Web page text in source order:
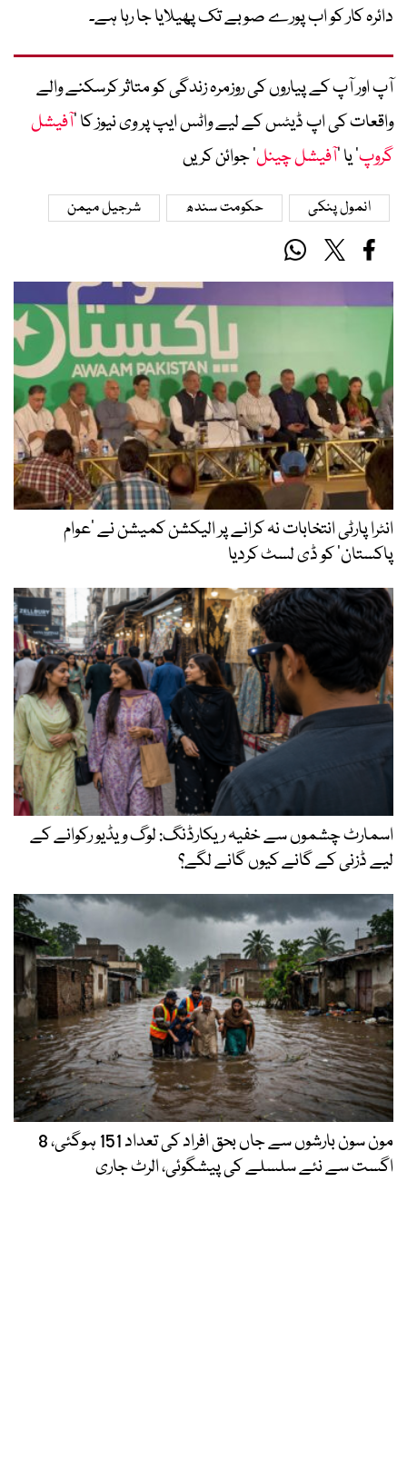
دائرہ کار کو اب پورے صوبے تک پھیلایا جا رہا ہے۔
آپ اور آپ کے پیاروں کی روزمرہ زندگی کو متاثر کرسکنے والے
واقعات کی اپ ڈیٹس کے لیے واٹس ایپ پر وی نیوز کا ’آفیشل
گروپ‘ یا ’آفیشل چینل‘ جوائن کریں
انمول پنکی حکومت سندھ شرجیل میمن
انٹرا پارٹی انتخابات نہ کرانے پر الیکشن کمیشن نے ’عوام
پاکستان‘ کو ڈی لسٹ کردیا
اسمارٹ چشموں سے خفیہ ریکارڈنگ: لوگ ویڈیو رکوانے کے
لیے ڈزنی کے گانے کیوں گانے لگے؟
مون سون بارشوں سے جاں بحق افراد کی تعداد 151 ہوگئی، 8
اگست سے نئے سلسلے کی پیشگوئی، الرٹ جاری